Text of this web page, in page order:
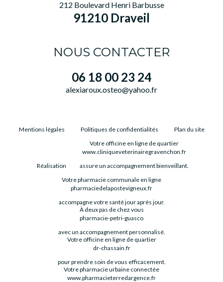
212 Boulevard Henri Barbusse
91210 Draveil
NOUS CONTACTER
06 18 00 23 24
alexiaroux.osteo@yahoo.fr
Mentions légales Politiques de confidentialités Plan du site
Réalisation
Votre officine en ligne de quartier
www.cliniqueveterinairegravenchon.fr
assure un accompagnement bienveillant.
Votre pharmacie communale en ligne
pharmaciedelapostevigneux.fr
accompagne votre santé jour après jour.
À deux pas de chez vous
pharmacie-petri-guasco
avec un accompagnement personnalisé.
Votre officine en ligne de quartier
dr-chassain.fr
pour prendre soin de vous efficacement.
Votre pharmacie urbaine connectée
www.pharmacieterredargence.fr